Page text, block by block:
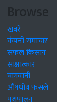
Browse
खबरें
कंपनी समाचार
सफल किसान
साक्षात्कार
बागवानी
औषधीय फसलें
पशुपालन